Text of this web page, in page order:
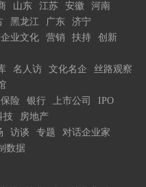
山东 江苏 安徽
河南
黑龙江 广东
济宁
企业文化 营销 扶持
创新
名人访 文化名企
丝路观察
保险 银行 上市公司
IPO
技
房地产
访谈 专题
对话企业家
数据